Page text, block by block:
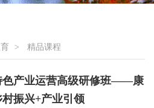
> 精品课程
色产业运营高级研修班——康
振兴+产业引领